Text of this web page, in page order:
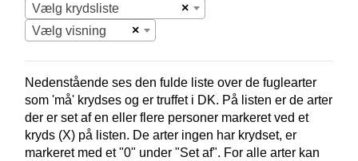
×
Vælg krydsliste
×
Vælg visning
Nedenstående ses den fulde liste over de fuglearter
som 'må' krydses og er truffet i DK. På listen er de arter
der er set af en eller flere personer markeret ved et
kryds (X) på listen. De arter ingen har krydset, er
markeret med et "0" under "Set af". For alle arter kan